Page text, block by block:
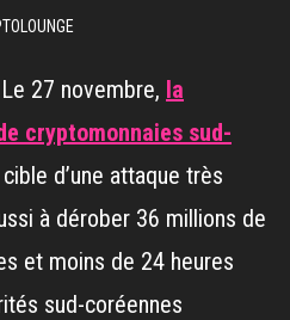
Le 27 novembre, la
cryptomonnaies sud-
d’une attaque très
à dérober 36 millions de
et moins de 24 heures
sud-coréennes